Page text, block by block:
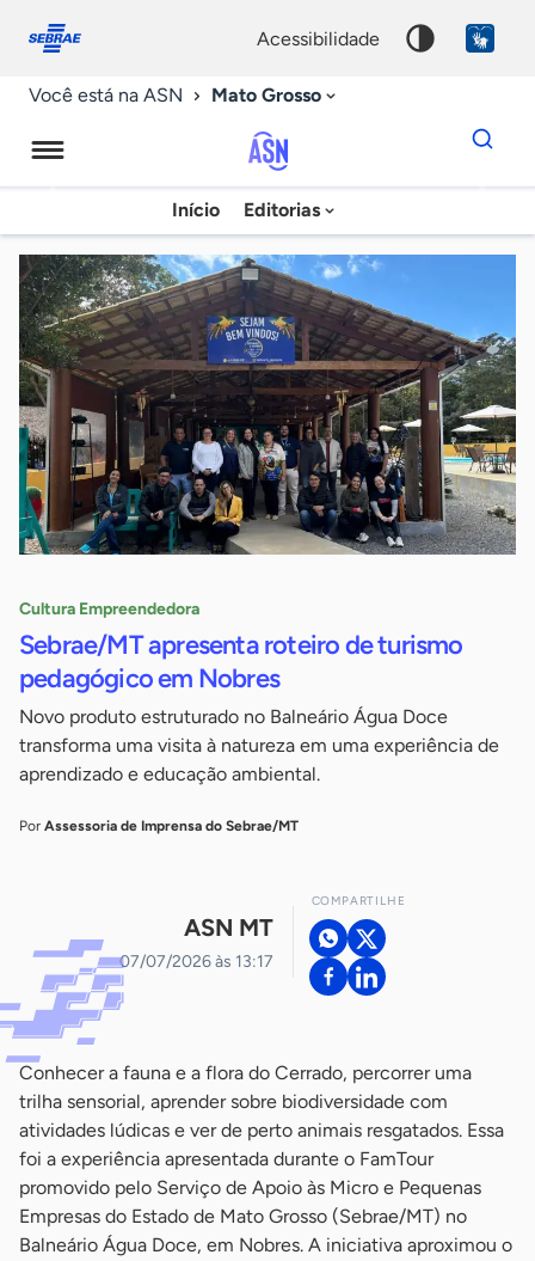
conosco
acessibilidade
Você está na ASN Mato Grosso
Agência
Sebrae
de
Notícias
Início Editorias
Dados
para
chave
Cultura Empreendedora
Sebrae/MT apresenta roteiro de turismo
pedagógico em Nobres
Novo produto estruturado no Balneário Água Doce
transforma uma visita à natureza em uma experiência de
aprendizado e educação ambiental.
Por Assessoria de Imprensa do Sebrae/MT
ASN MT
07/07/2026 às 13:17
COMPARTILHE
Conhecer a fauna e a flora do Cerrado, percorrer uma
trilha sensorial, aprender sobre biodiversidade com
atividades lúdicas e ver de perto animais resgatados. Essa
foi a experiência apresentada durante o FamTour
promovido pelo Serviço de Apoio às Micro e Pequenas
Empresas do Estado de Mato Grosso (Sebrae/MT) no
Balneário Água Doce, em Nobres. A iniciativa aproximou o